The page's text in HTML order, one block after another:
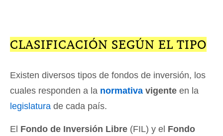
CLASIFICACIÓN SEGÚN EL TIPO
Existen diversos tipos de fondos de inversión, los
cuales responden a la normativa vigente en la
legislatura de cada país.
El Fondo de Inversión Libre (FIL) y el Fondo